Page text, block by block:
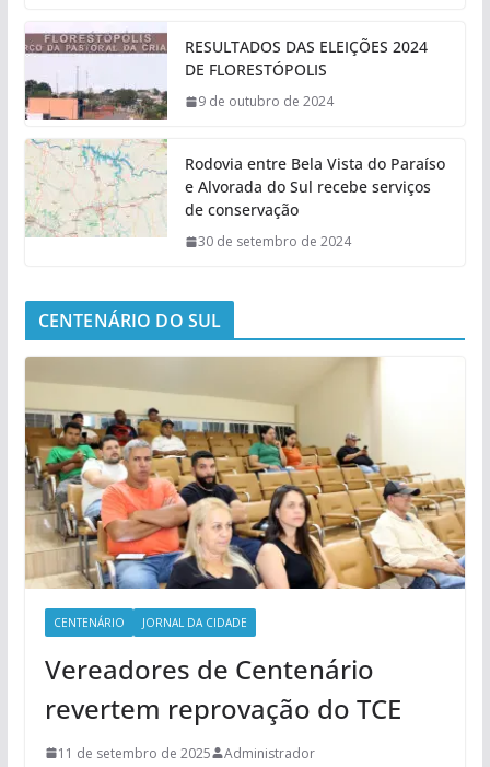
RESULTADOS DAS ELEIÇÕES 2024
DE FLORESTÓPOLIS
9 de outubro de 2024
Rodovia entre Bela Vista do Paraíso
e Alvorada do Sul recebe serviços
de conservação
30 de setembro de 2024
CENTENÁRIO DO SUL
CENTENÁRIO JORNAL DA CIDADE
Vereadores de Centenário
revertem reprovação do TCE
11 de setembro de 2025 Administrador